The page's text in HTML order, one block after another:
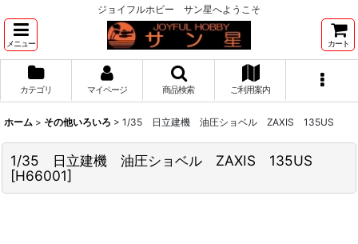
ジョイフルホビー サン星へようこそ
メニュー カート
カテゴリ マイページ 商品検索 ご利用案内
ホーム > その他いろいろ > 1/35 日立建機 油圧ショベル ZAXIS 135US
1/35 日立建機 油圧ショベル ZAXIS 135US
[H66001]